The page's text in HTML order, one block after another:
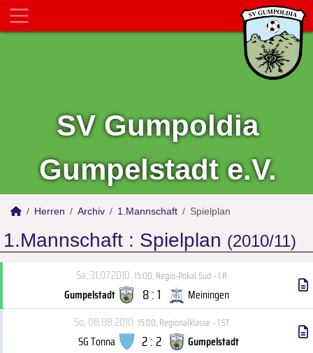
SV Gumpoldia
Gumpelstadt e.V.
Herren Archiv 1.Mannschaft Spielplan
1.Mannschaft : Spielplan (2010/11)
Sa, 31.07.2010 15:00,Regio-Pokal Süd - 1.R
Gumpelstadt 8 : 1
Meiningen
So, 08.08.2010 15:00,Regionalklasse - 1.ST
SG Tonna 2 : 2
Gumpelstadt